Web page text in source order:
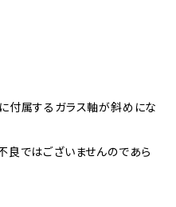
付属するガラス軸が斜めにな
良ではございませんのであら